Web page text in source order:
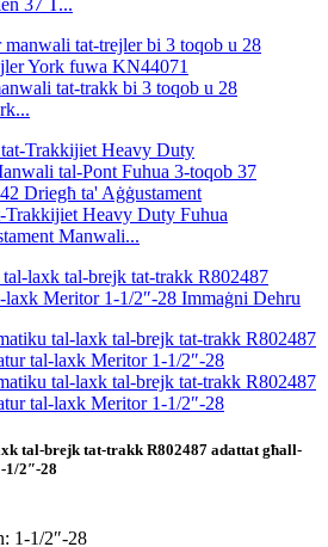
37 T...
tat-trakk bi 3 toqob u 28
Trakkijiet Heavy Duty Fuhua
Manwali...
tal-brejk tat-trakk R802487 adattat għall-
2″-28
1-1/2″-28